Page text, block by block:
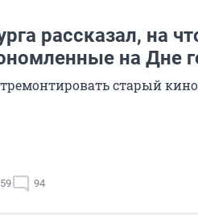
рассказал, на
на Дне
старый
94